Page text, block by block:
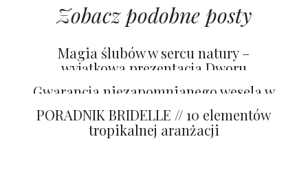
Zobacz podobne posty
Magia ślubów w sercu natury –
wyjątkowa prezentacja Dworu
Gogolewo
Gwarancja niezapomnianego wesela w
Pałacu Pakoszów
PORADNIK BRIDELLE // 10 elementów
tropikalnej aranżacji